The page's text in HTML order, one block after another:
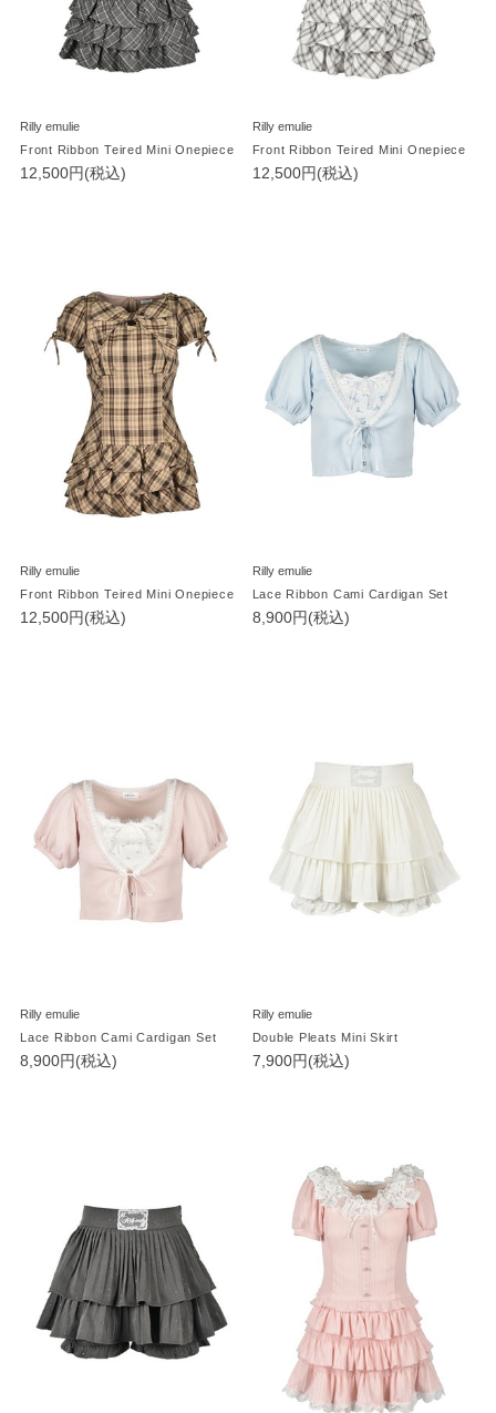
Rilly emulie
Front Ribbon Teired Mini Onepiece
12,500円(税込)
Rilly emulie
Front Ribbon Teired Mini Onepiece
12,500円(税込)
Rilly emulie
Front Ribbon Teired Mini Onepiece
12,500円(税込)
Rilly emulie
Lace Ribbon Cami Cardigan Set
8,900円(税込)
Rilly emulie
Lace Ribbon Cami Cardigan Set
8,900円(税込)
Rilly emulie
Double Pleats Mini Skirt
7,900円(税込)